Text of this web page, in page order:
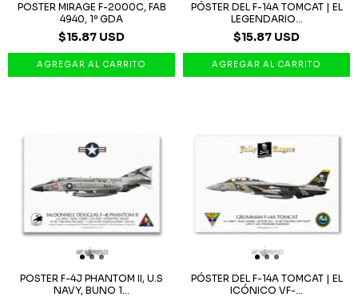
POSTER MIRAGE F-2000C, FAB
4940, 1º GDA
$15.87 USD
PÓSTER DEL F-14A TOMCAT | EL
LEGENDARIO...
$15.87 USD
POSTER F-4J PHANTOM II, U.S
NAVY, BUNO 1...
PÓSTER DEL F-14A TOMCAT | EL
ICÓNICO VF-...